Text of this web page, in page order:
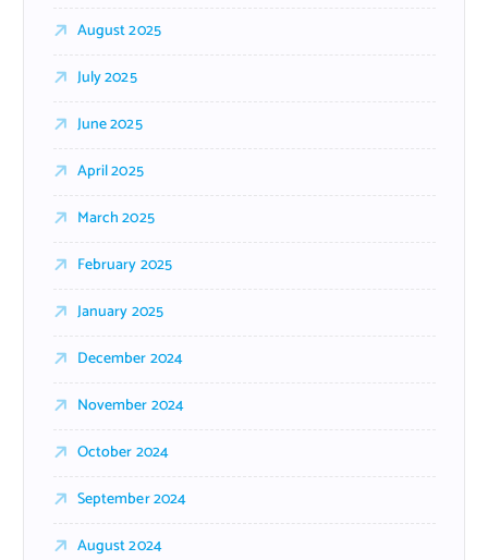
August 2025
July 2025
June 2025
April 2025
March 2025
February 2025
January 2025
December 2024
November 2024
October 2024
September 2024
August 2024